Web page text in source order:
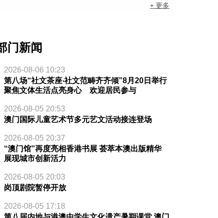
+ 更多
门新闻
2026-08-06 10:23
第八场“社文茶座‧社文范畴齐齐倾”8月20日举行
聚焦文体生活点亮身心 欢迎居民参与
2026-08-05 20:53
澳门国际儿童艺术节多元艺文活动接连登场
2026-08-05 20:37
“澳门馆”再度亮相香港书展 荟萃本澳出版精华
展现城市创新活力
2026-08-05 20:03
岗顶剧院暂停开放
2026-08-05 17:18